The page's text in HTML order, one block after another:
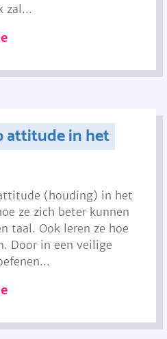
zal...
attitude in het
(houding) in het
ze zich beter kunnen
taal. Ook leren ze hoe
Door in een veilige